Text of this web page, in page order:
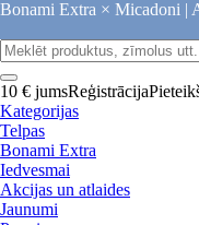
Bonami Extra × Micadoni |
10 € jumsReģistrācija
Kategorijas
Telpas
Bonami Extra
Iedvesmai
Akcijas un atlaides
Jaunumi